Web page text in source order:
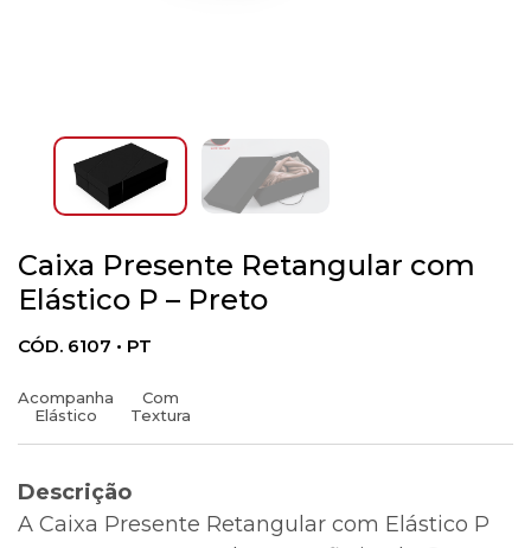
Caixa Presente Retangular com
Elástico P – Preto
CÓD. 6107 • PT
Acompanha
Elástico
Com
Textura
Descrição
A Caixa Presente Retangular com Elástico P